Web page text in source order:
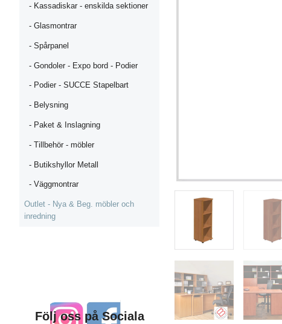
- Kassadiskar - enskilda sektioner
- Glasmontrar
- Spårpanel
- Gondoler - Expo bord - Podier
- Podier - SUCCE Stapelbart
- Belysning
- Paket & Inslagning
- Tillbehör - möbler
- Butikshyllor Metall
- Väggmontrar
Outlet - Nya & Beg. möbler och
inredning
Följ oss på Sociala